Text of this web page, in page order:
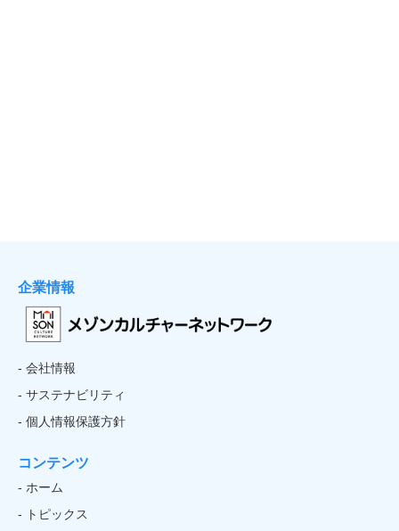
企業情報
- 会社情報
- サステナビリティ
- 個人情報保護方針
コンテンツ
- ホーム
- トピックス